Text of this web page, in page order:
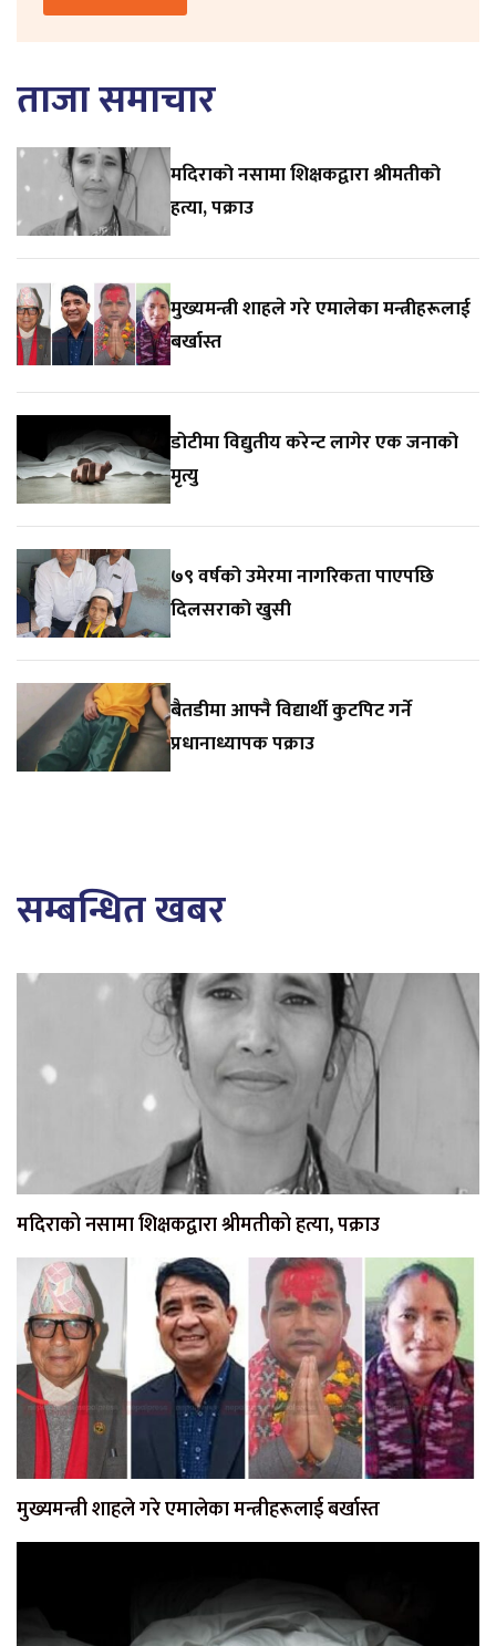
ताजा समाचार
मदिराको नसामा शिक्षकद्वारा श्रीमतीको
हत्या, पक्राउ
मुख्यमन्त्री शाहले गरे एमालेका मन्त्रीहरूलाई
बर्खास्त
डोटीमा विद्युतीय करेन्ट लागेर एक जनाको
मृत्यु
७९ वर्षको उमेरमा नागरिकता पाएपछि
दिलसराको खुसी
बैतडीमा आफ्नै विद्यार्थी कुटपिट गर्ने
प्रधानाध्यापक पक्राउ
सम्बन्धित खबर
मदिराको नसामा शिक्षकद्वारा श्रीमतीको हत्या, पक्राउ
मुख्यमन्त्री शाहले गरे एमालेका मन्त्रीहरूलाई बर्खास्त